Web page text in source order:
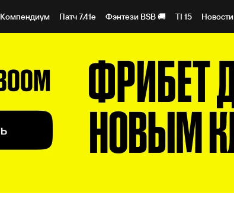
Компендиум Патч 7.41e Фэнтези BSB 🚚 TI 15 Новости